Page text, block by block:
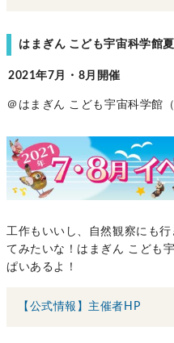
はまぎん こども宇宙科学館
2021年7月・8月開催
＠はまぎん こども宇宙科学館
工作もいいし、自然観察にも
てみたいな！はまぎん こども
ぱいあるよ！
【公式情報】主催者HP